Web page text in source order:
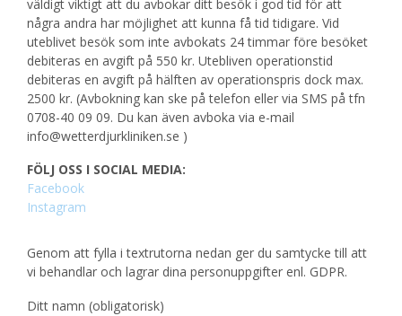
väldigt viktigt att du avbokar ditt besök i god tid för att
några andra har möjlighet att kunna få tid tidigare. Vid
uteblivet besök som inte avbokats 24 timmar före besöket
debiteras en avgift på 550 kr. Utebliven operationstid
debiteras en avgift på hälften av operationspris dock max.
2500 kr. (Avbokning kan ske på telefon eller via SMS på tfn
0708-40 09 09. Du kan även avboka via e-mail
info@wetterdjurkliniken.se )
FÖLJ OSS I SOCIAL MEDIA:
Facebook
Instagram
Genom att fylla i textrutorna nedan ger du samtycke till att
vi behandlar och lagrar dina personuppgifter enl. GDPR.
Ditt namn (obligatorisk)